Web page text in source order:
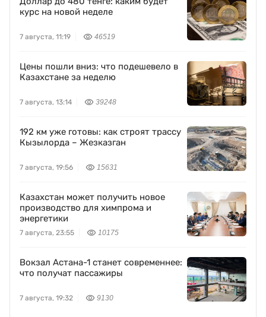
курс на новой неделе
7 августа, 11:19 46519
Цены пошли вниз: что подешевело в
Казахстане за неделю
7 августа, 13:14 39248
192 км уже готовы: как строят трассу
Кызылорда – Жезказган
7 августа, 19:56 15631
Казахстан может получить новое
производство для химпрома и
энергетики
7 августа, 23:55 10175
Вокзал Астана-1 станет современнее:
что получат пассажиры
7 августа, 19:32 9130